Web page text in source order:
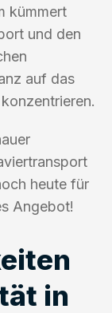
kümmert
und den
auf das
heute für
Angebot!
in